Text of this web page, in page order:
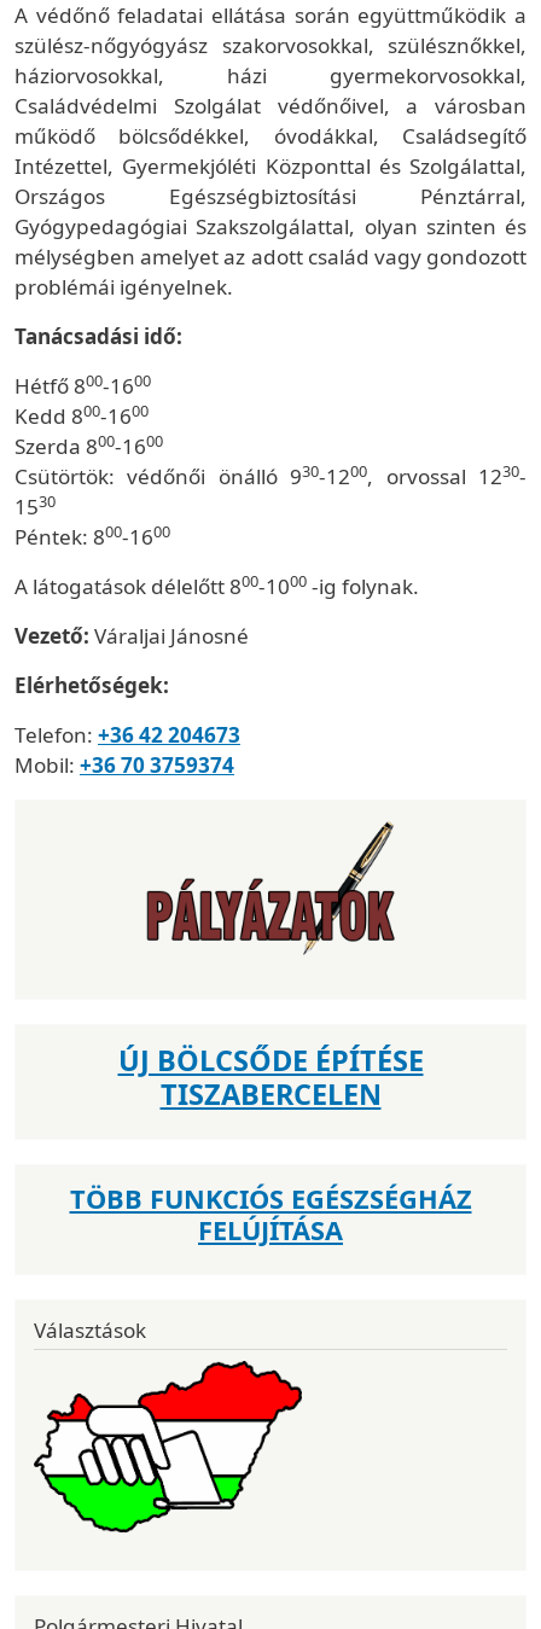
A védőnő feladatai ellátása során együttműködik a
szülész-nőgyógyász szakorvosokkal, szülésznőkkel,
háziorvosokkal, házi gyermekorvosokkal,
Családvédelmi Szolgálat védőnőivel, a városban
működő bölcsődékkel, óvodákkal, Családsegítő
Intézettel, Gyermekjóléti Központtal és Szolgálattal,
Országos Egészségbiztosítási Pénztárral,
Gyógypedagógiai Szakszolgálattal, olyan szinten és
mélységben amelyet az adott család vagy gondozott
problémái igényelnek.
Tanácsadási idő:
Hétfő 800-1600
Kedd 800-1600
Szerda 800-1600
Csütörtök: védőnői önálló 930-1200, orvossal 1230-
1530
Péntek: 800-1600
A látogatások délelőtt 800-1000 -ig folynak.
Vezető: Váraljai Jánosné
Elérhetőségek:
Telefon: +36 42 204673
Mobil: +36 70 3759374
ÚJ BÖLCSŐDE ÉPÍTÉSE
TISZABERCELEN
TÖBB FUNKCIÓS EGÉSZSÉGHÁZ
FELÚJÍTÁSA
Választások